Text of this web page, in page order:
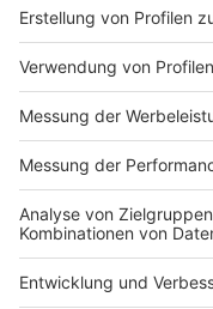
Impressum
Nutzungsbedingungen
Jobs
Presse